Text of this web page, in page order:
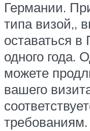
Германии.
типа визой,,
оставаться в
одного года.
можете
вашего
требованиям.